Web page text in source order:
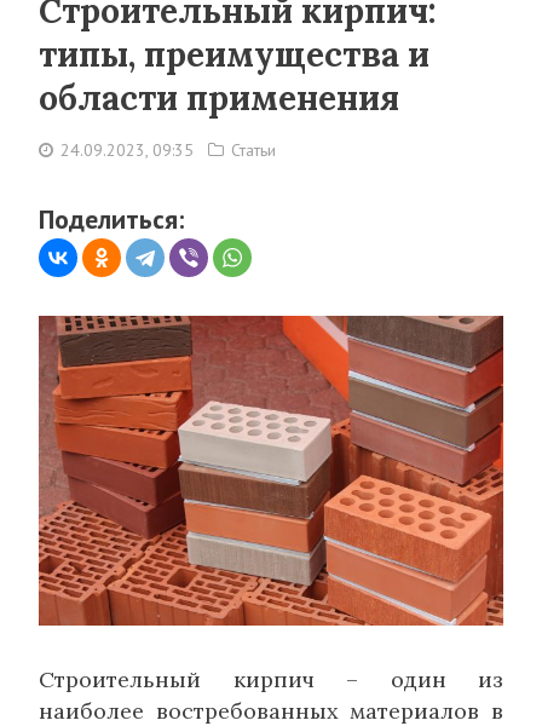
Строительный кирпич:
типы, преимущества и
области применения
24.09.2023, 09:35 Статьи
Поделиться:
Строительный кирпич – один из
наиболее востребованных материалов в